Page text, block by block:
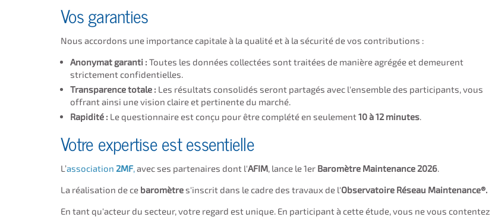
Vos garanties
Nous accordons une importance capitale à la qualité et à la sécurité de vos contributions :
Anonymat garanti : Toutes les données collectées sont traitées de manière agrégée et demeurent
strictement confidentielles.
Transparence totale : Les résultats consolidés seront partagés avec l'ensemble des participants, vous
offrant ainsi une vision claire et pertinente du marché.
Rapidité : Le questionnaire est conçu pour être complété en seulement10 à 12 minutes
Votre expertise est essentielle
L’association 2MF, avec ses partenaires dont l'AFIM , lance le 1er Baromètre Maintenance 2026
La réalisation de ce baromètres'inscrit dans le cadre des travaux de l'Observatoire Réseau Maintenance®.
En tant qu'acteur du secteur, votre regard est unique. En participant à cette étude, vous ne vous contentez